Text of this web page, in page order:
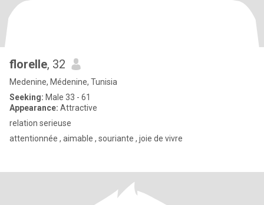
florelle, 32
Medenine, Médenine, Tunisia
Seeking: Male 33 - 61
Appearance: Attractive
relation serieuse
attentionnée , aimable , souriante , joie de vivre